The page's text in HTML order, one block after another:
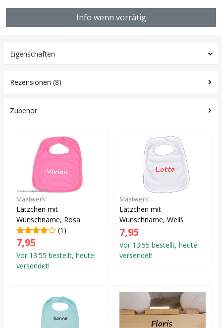
Info wenn vorrätig
Eigenschaften
Rezensionen (8)
Zubehör
Maatwerk
Lätzchen mit
Wunschname, Rosa
(1)
7,95
Vor 13:55 bestellt, heute
versendet!
Maatwerk
Lätzchen mit
Wunschname, Weiß
7,95
Vor 13:55 bestellt, heute
versendet!